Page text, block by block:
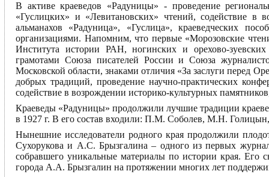
В активе краеведов «Радуницы» - проведение
«Гуслицких» и «Левитановских» чтений, содействие в
альманахов «Радуница», «Гуслица», краеведческих
организациями. Напомним, что первые «Морозовские
Института истории РАН, ногинских и орехово-
грамотами Союза писателей России и Союза
Московской области, знаками отличия «За заслуги перед
добрых традиций, проведение научно-практических
содействие в возрождении историко-культурных
Краеведы «Радуницы» продолжили лучшие традиции
в 1927 г. В его состав входили: П.М. Соболев, М.Н.
Нынешние исследователи родного края продолжили
Сухорукова и А.С. Брызгалина – одного из первых
собравшего уникальные материалы по истории края.
города А.А. Брызгалин на протяжении многих лет